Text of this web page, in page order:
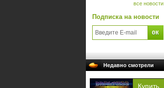
все новости
Подписка на новости
Недавно смотрели